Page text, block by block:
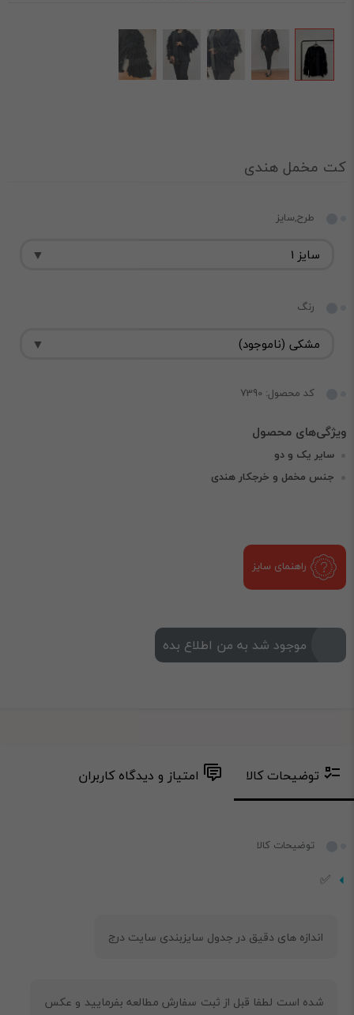
کت مخمل هندی
طرح,سایز
رنگ
کد محصول: 7390
سایر یک و دو
جنس مخمل و خرجکار هندی
راهنمای سایز
موجود شد به من اطلاع بده
توضیحات کالا امتیاز و دیدگاه کاربران
توضیحات کالا
✅
شده است لطفا قبل از ثبت سفارش مطالعه بفرمایید و عکس